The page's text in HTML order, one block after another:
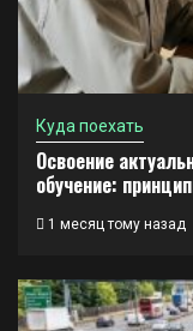
Куда поехать
Освоение
обучение:
1 месяц тому назад